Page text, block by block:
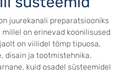
juurekanali preparatsiooniks
on erinevad koonilisused
on viilidel tömp tipuosa,
disain ja tootmistehnika.
kuid osadel süsteemidel